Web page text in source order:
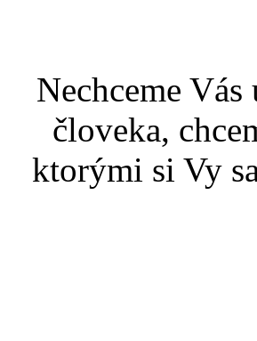
Nechceme
človeka,
ktorými si Vy